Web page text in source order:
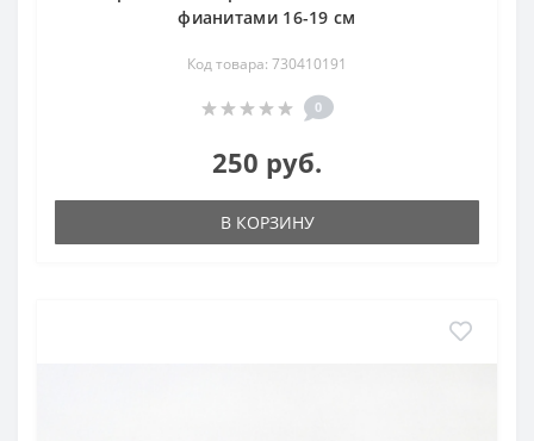
фианитами 16-19 см
Код товара: 730410191
0
250 руб.
В КОРЗИНУ